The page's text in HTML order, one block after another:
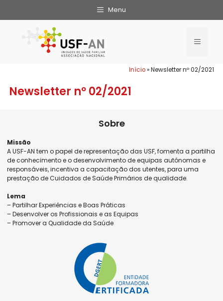
Menu
Início»Newsletter nº 02/2021
Newsletter nº 02/2021
Sobre
Missão
A USF-AN tem o papel de representação das USF, fomenta a partilha
de conhecimento e o desenvolvimento de equipas autónomas e
responsáveis, incentiva a capacitação dos utentes, para uma
prestação de Cuidados de Saúde Primários de qualidade.
Lema
– Partilhar Experiências e Boas Práticas
– Desenvolver os Profissionais e as Equipas
– Promover a Qualidade da Saúde